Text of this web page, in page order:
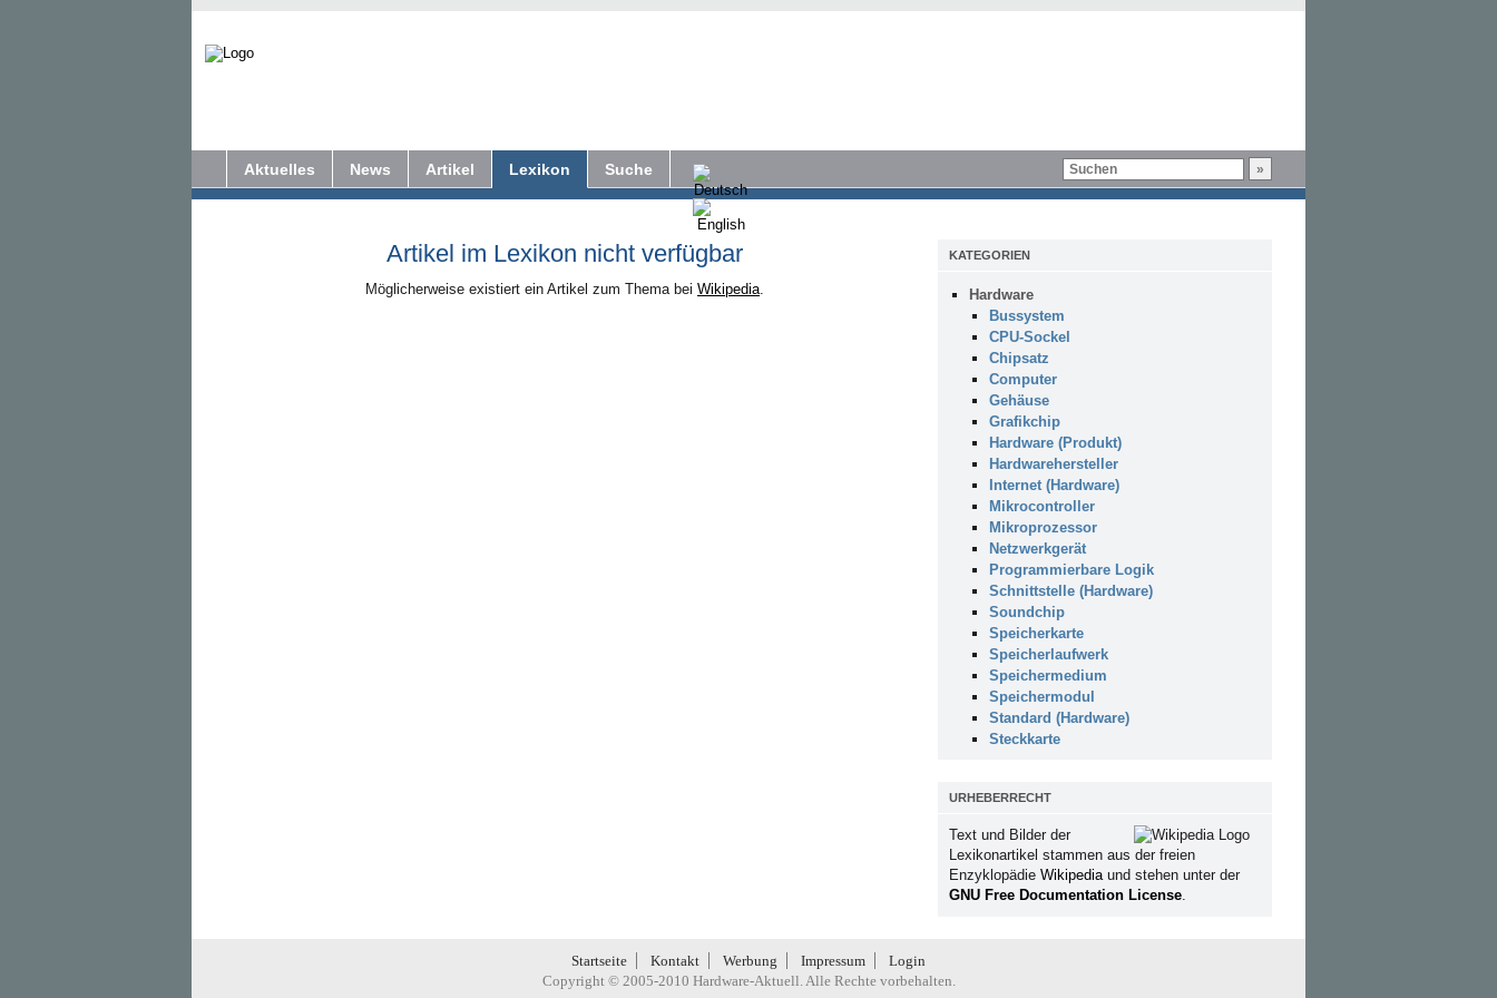
Aktuelles News Artikel Lexikon Suche
Artikel im Lexikon nicht verfügbar
Möglicherweise existiert ein Artikel zum Thema bei Wikipedia.
KATEGORIEN
Hardware
Bussystem
CPU-Sockel
Chipsatz
Computer
Gehäuse
Grafikchip
Hardware (Produkt)
Hardwarehersteller
Internet (Hardware)
Mikrocontroller
Mikroprozessor
Netzwerkgerät
Programmierbare Logik
Schnittstelle (Hardware)
Soundchip
Speicherkarte
Speicherlaufwerk
Speichermedium
Speichermodul
Standard (Hardware)
Steckkarte
URHEBERRECHT
Text und Bilder der
Lexikonartikel stammen aus der freien
Enzyklopädie Wikipediaund stehen unter der
GNU Free Documentation License.
Startseite Kontakt Werbung Impressum
Login
Copyright © 2005-2010 Hardware-Aktuell. Alle Rechte vorbehalten.